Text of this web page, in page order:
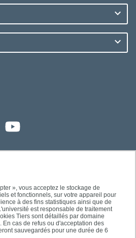
», vous acceptez le stockage de
et fonctionnels, sur votre appareil pour
à des fins statistiques ainsi que de
est responsable de traitement
Tiers sont détaillés par domaine
cas de refus ou d'acceptation des
sauvegardés pour une durée de 6